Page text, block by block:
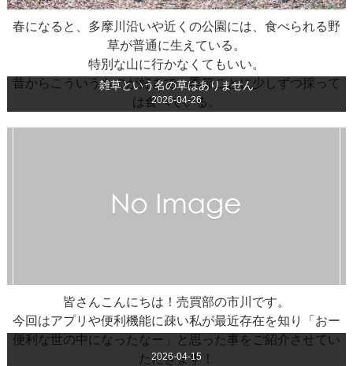
雑草という名の草はありません
2026-04-26
春になると、多摩川沿いや近くの公園には、食べられる野
草が普通に生えている。
特別な山に行かなくてもいい。
昔からこういうものが好きで、季節ごとに少しずつ採って
は食べている。
2026-04-15
皆さんこんにちは！売買部の市川です。
今回はアプリや便利機能に疎い私が最近存在を知り「おー
便利な世の中になったなー」と思った事をご紹介させてい
ただきます！